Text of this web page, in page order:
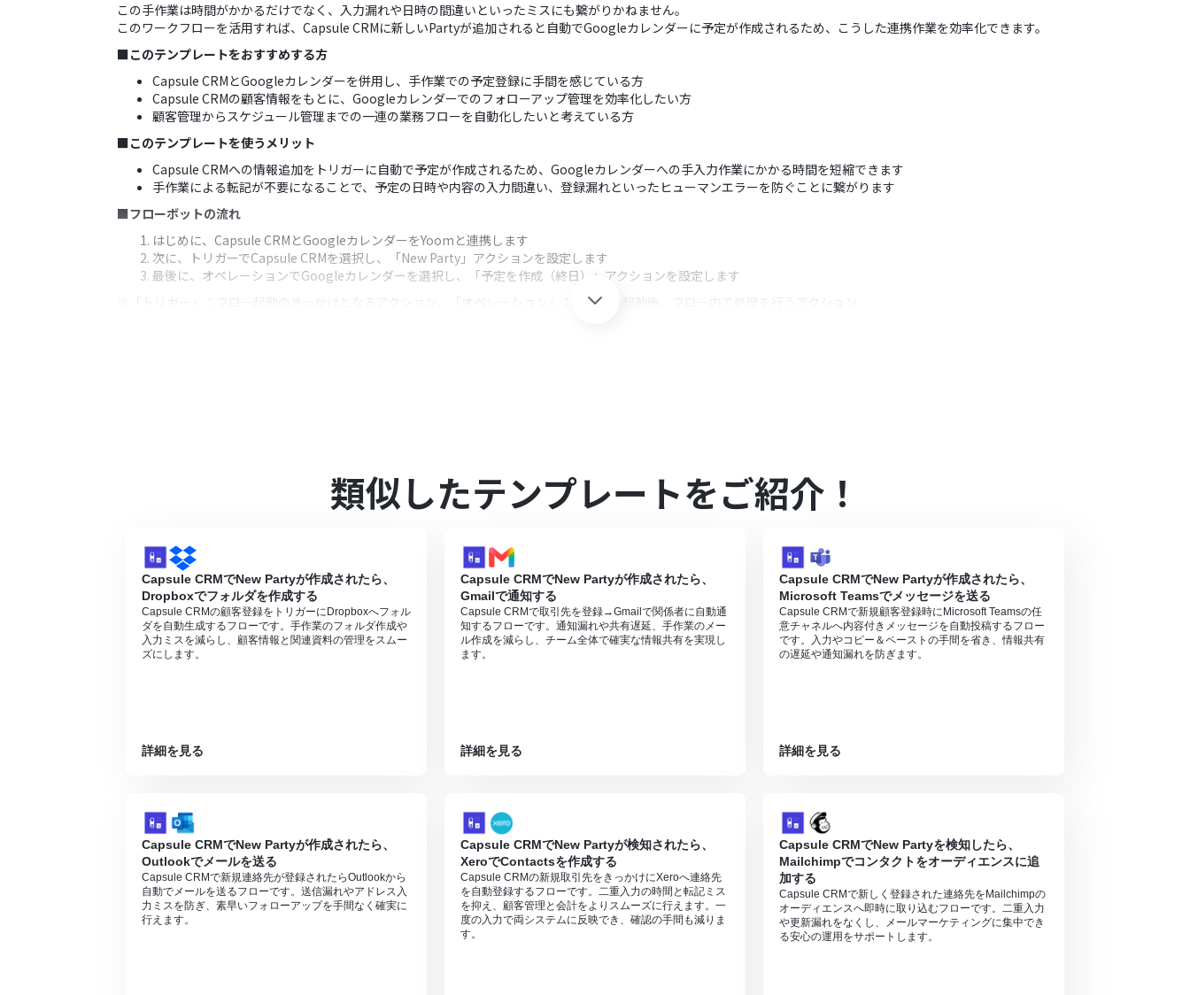
この手作業は時間がかかるだけでなく、入力漏れや日時の間違いといったミスにも繋がりかねません。
このワークフローを活用すれば、Capsule CRMに新しいPartyが追加されると自動でGoogleカレンダーに予定が作成されるため、こうした連携作業を効率化できます。
■このテンプレートをおすすめする方
Capsule CRMとGoogleカレンダーを併用し、手作業での予定登録に手間を感じている方
Capsule CRMの顧客情報をもとに、Googleカレンダーでのフォローアップ管理を効率化したい方
顧客管理からスケジュール管理までの一連の業務フローを自動化したいと考えている方
■このテンプレートを使うメリット
Capsule CRMへの情報追加をトリガーに自動で予定が作成されるため、Googleカレンダーへの手入力作業にかかる時間を短縮できます
手作業による転記が不要になることで、予定の日時や内容の入力間違い、登録漏れといったヒューマンエラーを防ぐことに繋がります
■フローボットの流れ
はじめに、Capsule CRMとGoogleカレンダーをYoomと連携します
次に、トリガーでCapsule CRMを選択し、「New Party」アクションを設定します
最後に、オペレーションでGoogleカレンダーを選択し、「予定を作成（終日）」アクションを設定します
※「トリガー」：フロー起動のきっかけとなるアクション、「オペレーション」：トリガー起動後、フロー内で処理を行うアクション
類似したテンプレートをご紹介！
Capsule CRMでNew Partyが作成されたら、
Dropboxでフォルダを作成する
Capsule CRMの顧客登録をトリガーにDropboxへフォル
ダを自動生成するフローです。手作業のフォルダ作成や
入力ミスを減らし、顧客情報と関連資料の管理をスムー
ズにします。
詳細を見る
Capsule CRMでNew Partyが作成されたら、
Gmailで通知する
Capsule CRMで取引先を登録→Gmailで関係者に自動通
知するフローです。通知漏れや共有遅延、手作業のメー
ル作成を減らし、チーム全体で確実な情報共有を実現し
ます。
詳細を見る
Capsule CRMでNew Partyが作成されたら、
Microsoft Teamsでメッセージを送る
Capsule CRMで新規顧客登録時にMicrosoft Teamsの任
意チャネルへ内容付きメッセージを自動投稿するフロー
です。入力やコピー＆ペーストの手間を省き、情報共有
の遅延や通知漏れを防ぎます。
詳細を見る
Capsule CRMでNew Partyが作成されたら、
Outlookでメールを送る
Capsule CRMで新規連絡先が登録されたらOutlookから
自動でメールを送るフローです。送信漏れやアドレス入
力ミスを防ぎ、素早いフォローアップを手間なく確実に
行えます。
Capsule CRMでNew Partyが検知されたら、
XeroでContactsを作成する
Capsule CRMの新規取引先をきっかけにXeroへ連絡先
を自動登録するフローです。二重入力の時間と転記ミス
を抑え、顧客管理と会計をよりスムーズに行えます。一
度の入力で両システムに反映でき、確認の手間も減りま
す。
Capsule CRMでNew Partyを検知したら、
Mailchimpでコンタクトをオーディエンスに追
加する
Capsule CRMで新しく登録された連絡先をMailchimpの
オーディエンスへ即時に取り込むフローです。二重入力
や更新漏れをなくし、メールマーケティングに集中でき
る安心の運用をサポートします。